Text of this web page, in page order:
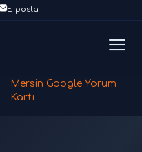
E-posta
Mersin Google Yorum
Kartı